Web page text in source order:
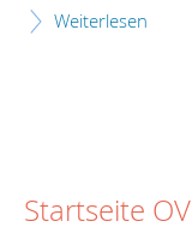
Weiterlesen
Startseite OV